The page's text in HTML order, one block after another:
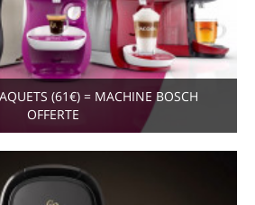
(61€) = MACHINE BOSCH
OFFERTE